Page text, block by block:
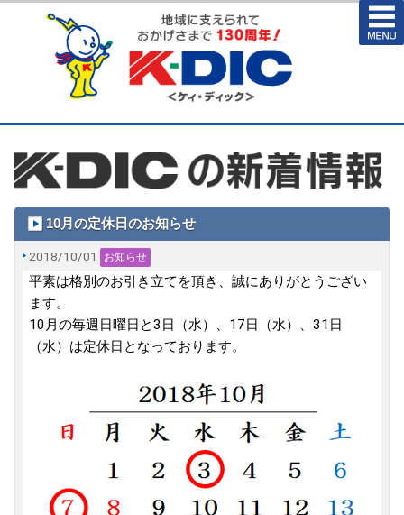
10月の定休日のお知らせ
2018/10/01 お知らせ
平素は格別のお引き立てを頂き、誠にありがとうござい
ます。
10月の毎週日曜日と3日（水）、17日（水）、31日
（水）は定休日となっております。